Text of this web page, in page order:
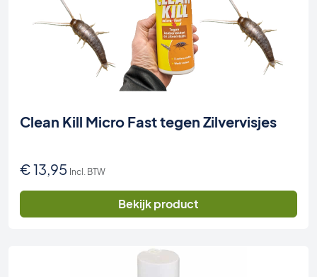
Clean Kill Micro Fast tegen Zilvervisjes
€13,95 Incl. BTW
Bekijk product